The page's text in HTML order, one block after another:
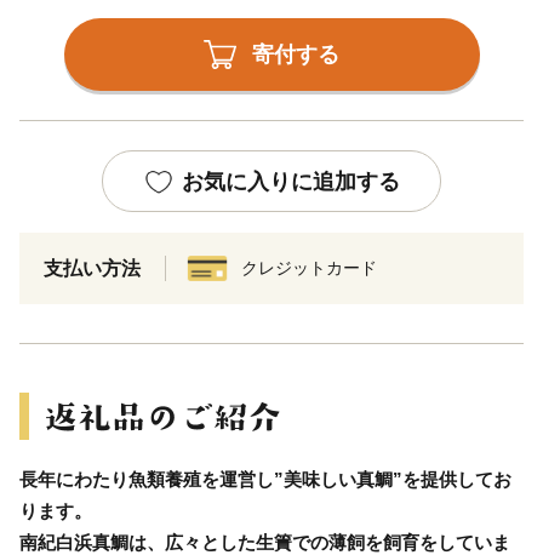
寄付する
お気に入りに追加する
支払い方法 クレジットカード
長年にわたり魚類養殖を運営し”美味しい真鯛”を提供してお
ります。
南紀白浜真鯛は、広々とした生簀での薄飼を飼育をしていま